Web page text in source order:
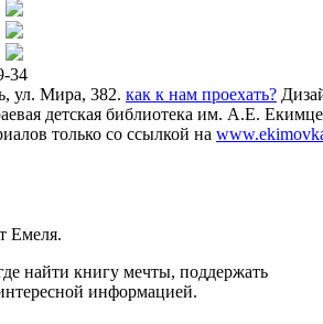
34
ул. Мира, 382. как к нам проехать?
детская библиотека им. А.Е.
только со ссылкой на
Емеля.
найти книгу мечты, поддержать
информацией.